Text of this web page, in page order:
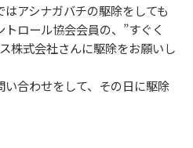
アシナガバチの駆除をしても
ロール協会会員の、”すぐく
株式会社さんに駆除をお願いし
合わせをして、その日に駆除